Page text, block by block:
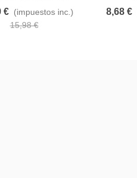
€ (impuestos inc.)
15,98 €
8,68 €